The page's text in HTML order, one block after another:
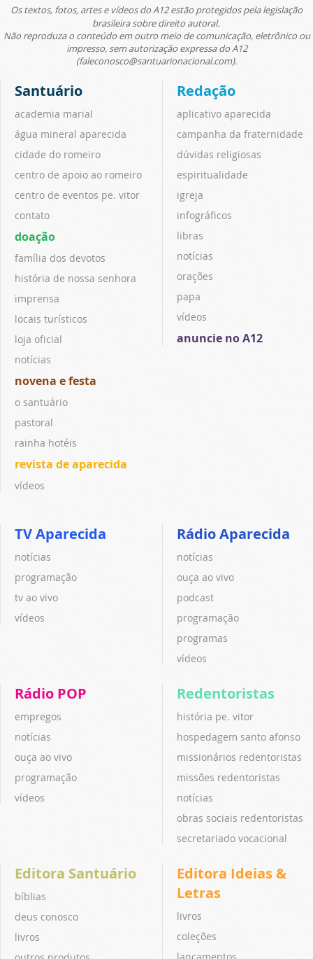
Os textos, fotos, artes e vídeos do A12 estão protegidos pela legislação
brasileira sobre direito autoral.
Não reproduza o conteúdo em outro meio de comunicação, eletrônico ou
impresso, sem autorização expressa do A12
(faleconosco@santuarionacional.com).
Santuário
academia marial
água mineral aparecida
cidade do romeiro
centro de apoio ao romeiro
centro de eventos pe. vitor
contato
doação
família dos devotos
história de nossa senhora
imprensa
locais turísticos
loja oficial
notícias
novena e festa
o santuário
pastoral
rainha hotéis
revista de aparecida
vídeos
Redação
aplicativo aparecida
campanha da fraternidade
dúvidas religiosas
espiritualidade
igreja
infográficos
libras
notícias
orações
papa
vídeos
anuncie no A12
TV Aparecida
notícias
programação
tv ao vivo
vídeos
Rádio Aparecida
notícias
ouça ao vivo
podcast
programação
programas
vídeos
Rádio POP
empregos
notícias
ouça ao vivo
programação
vídeos
Redentoristas
história pe. vitor
hospedagem santo afonso
missionários redentoristas
missões redentoristas
notícias
obras sociais redentoristas
secretariado vocacional
Editora Santuário
bíblias
deus conosco
livros
Editora Ideias &
Letras
livros
coleções